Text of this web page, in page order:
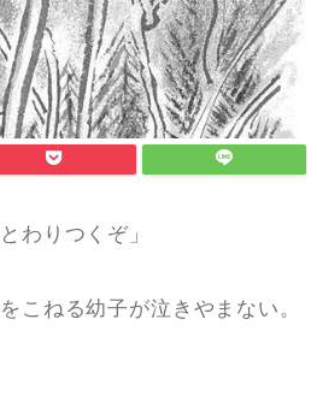
わりつくぞ」
こねる幼子が泣きやまない。